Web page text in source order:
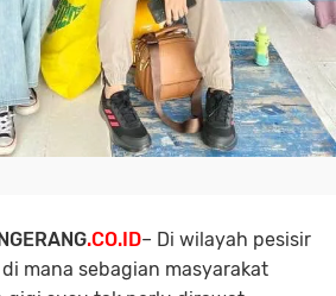
.CO.ID– Di wilayah pesisir
mana sebagian masyarakat